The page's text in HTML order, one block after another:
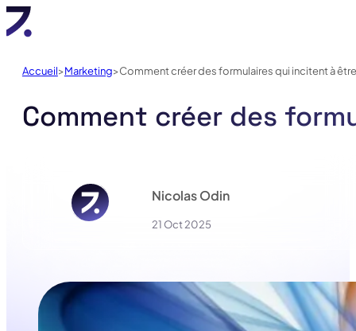
Comment créer des
Accueil Marketing Comment créer des formulaires qui incitent à
Nicolas Odin
21 Oct 2025